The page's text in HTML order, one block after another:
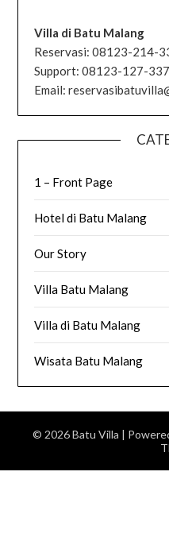
Villa di Batu Malang
Reservasi: 08123-214-
Support: 08123-127-
Email:
1 – Front Page
Hotel di Batu Malang
Our Story
Villa Batu Malang
Villa di Batu Malang
Wisata Batu Malang
© 2026 Batu Villa |